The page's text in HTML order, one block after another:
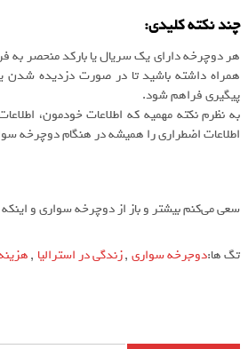
چند نکته کلیدی:‌
هر دوچرخه دارای یک سریال یا بارکد منحصر به
همراه داشته باشید تا در صورت دزدیده شدن
پیگیری فراهم شود.
به نظرم نکته مهمیه که اطلاعات خودمون،
اطلاعات اضطراری را همیشه در هنگام دوچرخه
سعی می‌کنم بیشتر و باز از دوچرخه سواری و
تگ ها:دوجرخه سواری ,زندگی در استرالیا ,